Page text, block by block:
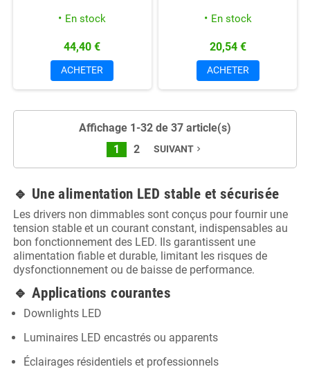
En stock
44,40 €
ACHETER
En stock
20,54 €
ACHETER
Affichage 1-32 de 37 article(s)
1
2 SUIVANTnavigate_next
🔹 Une alimentation LED stable et sécurisée
Les drivers non dimmables sont conçus pour fournir une
tension stable et un courant constant, indispensables au
bon fonctionnement des LED. Ils garantissent une
alimentation fiable et durable, limitant les risques de
dysfonctionnement ou de baisse de performance.
🔹 Applications courantes
Downlights LED
Luminaires LED encastrés ou apparents
Éclairages résidentiels et professionnels